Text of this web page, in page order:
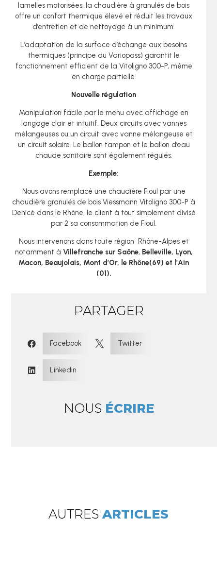
lamelles motorisées, la chaudière à granulés de bois
offre un confort thermique élevé et réduit les travaux
d’entretien et de nettoyage à un minimum.
L’adaptation de la surface d’échange aux besoins
thermiques (principe du Variopass) garantit le
fonctionnement efficient de la Vitoligno 300-P, même
en charge partielle.
Nouvelle régulation
Manipulation facile par le menu avec affichage en
langage clair et intuitif. Deux circuits avec vannes
mélangeuses ou un circuit avec vanne mélangeuse et
un circuit solaire. Le ballon tampon et le ballon d’eau
chaude sanitaire sont également régulés.
Exemple:
Nous avons remplacé une chaudière Fioul par une
chaudière granulés de bois Viessmann Vitoligno 300-P à
Denicé dans le Rhône, le client à tout simplement divisé
par 2 sa consommation de Fioul.
Nous intervenons dans toute région Rhône-Alpes et
notamment à Villefranche sur Saône, Belleville, Lyon,
Macon, Beaujolais, Mont d’Or, le Rhône(69) et l’Ain
(01).
PARTAGER
 Facebook  Twitter
 Linkedin
NOUS ÉCRIRE
AUTRESARTICLES